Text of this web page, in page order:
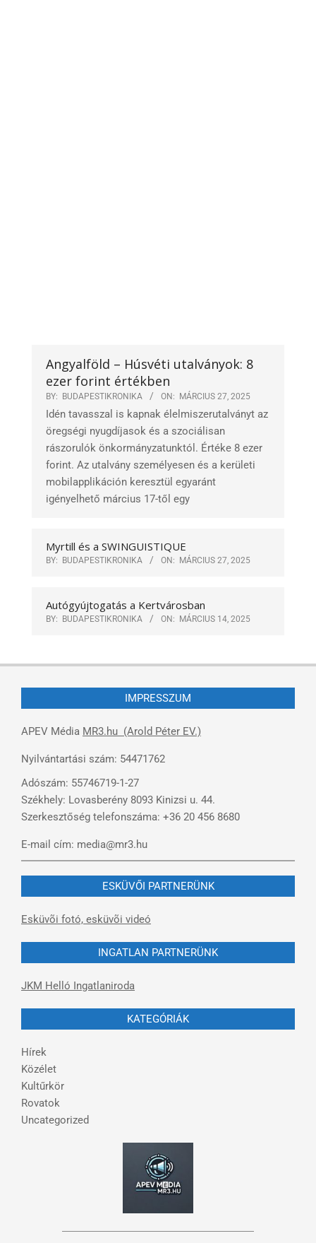
Angyalföld – Húsvéti utalványok: 8
ezer forint értékben
BY: BUDAPESTIKRONIKA ON: MÁRCIUS 27, 2025
Idén tavasszal is kapnak élelmiszerutalványt az
öregségi nyugdíjasok és a szociálisan
rászorulók önkormányzatunktól. Értéke 8 ezer
forint. Az utalvány személyesen és a kerületi
mobilapplikáción keresztül egyaránt
igényelhető március 17-től egy
Myrtill és a SWINGUISTIQUE
BY: BUDAPESTIKRONIKA ON: MÁRCIUS 27, 2025
Autógyújtogatás a Kertvárosban
BY: BUDAPESTIKRONIKA ON: MÁRCIUS 14, 2025
IMPRESSZUM
APEV Média MR3.hu (Arold Péter EV.)
Nyilvántartási szám: 54471762
Adószám: 55746719-1-27
Székhely: Lovasberény 8093 Kinizsi u. 44.
Szerkesztőség telefonszáma: +36 20 456 8680
E-mail cím: media@mr3.hu
ESKÜVŐI PARTNERÜNK
Esküvõi fotó, esküvõi videó
INGATLAN PARTNERÜNK
JKM Helló Ingatlaniroda
KATEGÓRIÁK
Hírek
Közélet
Kultűrkör
Rovatok
Uncategorized